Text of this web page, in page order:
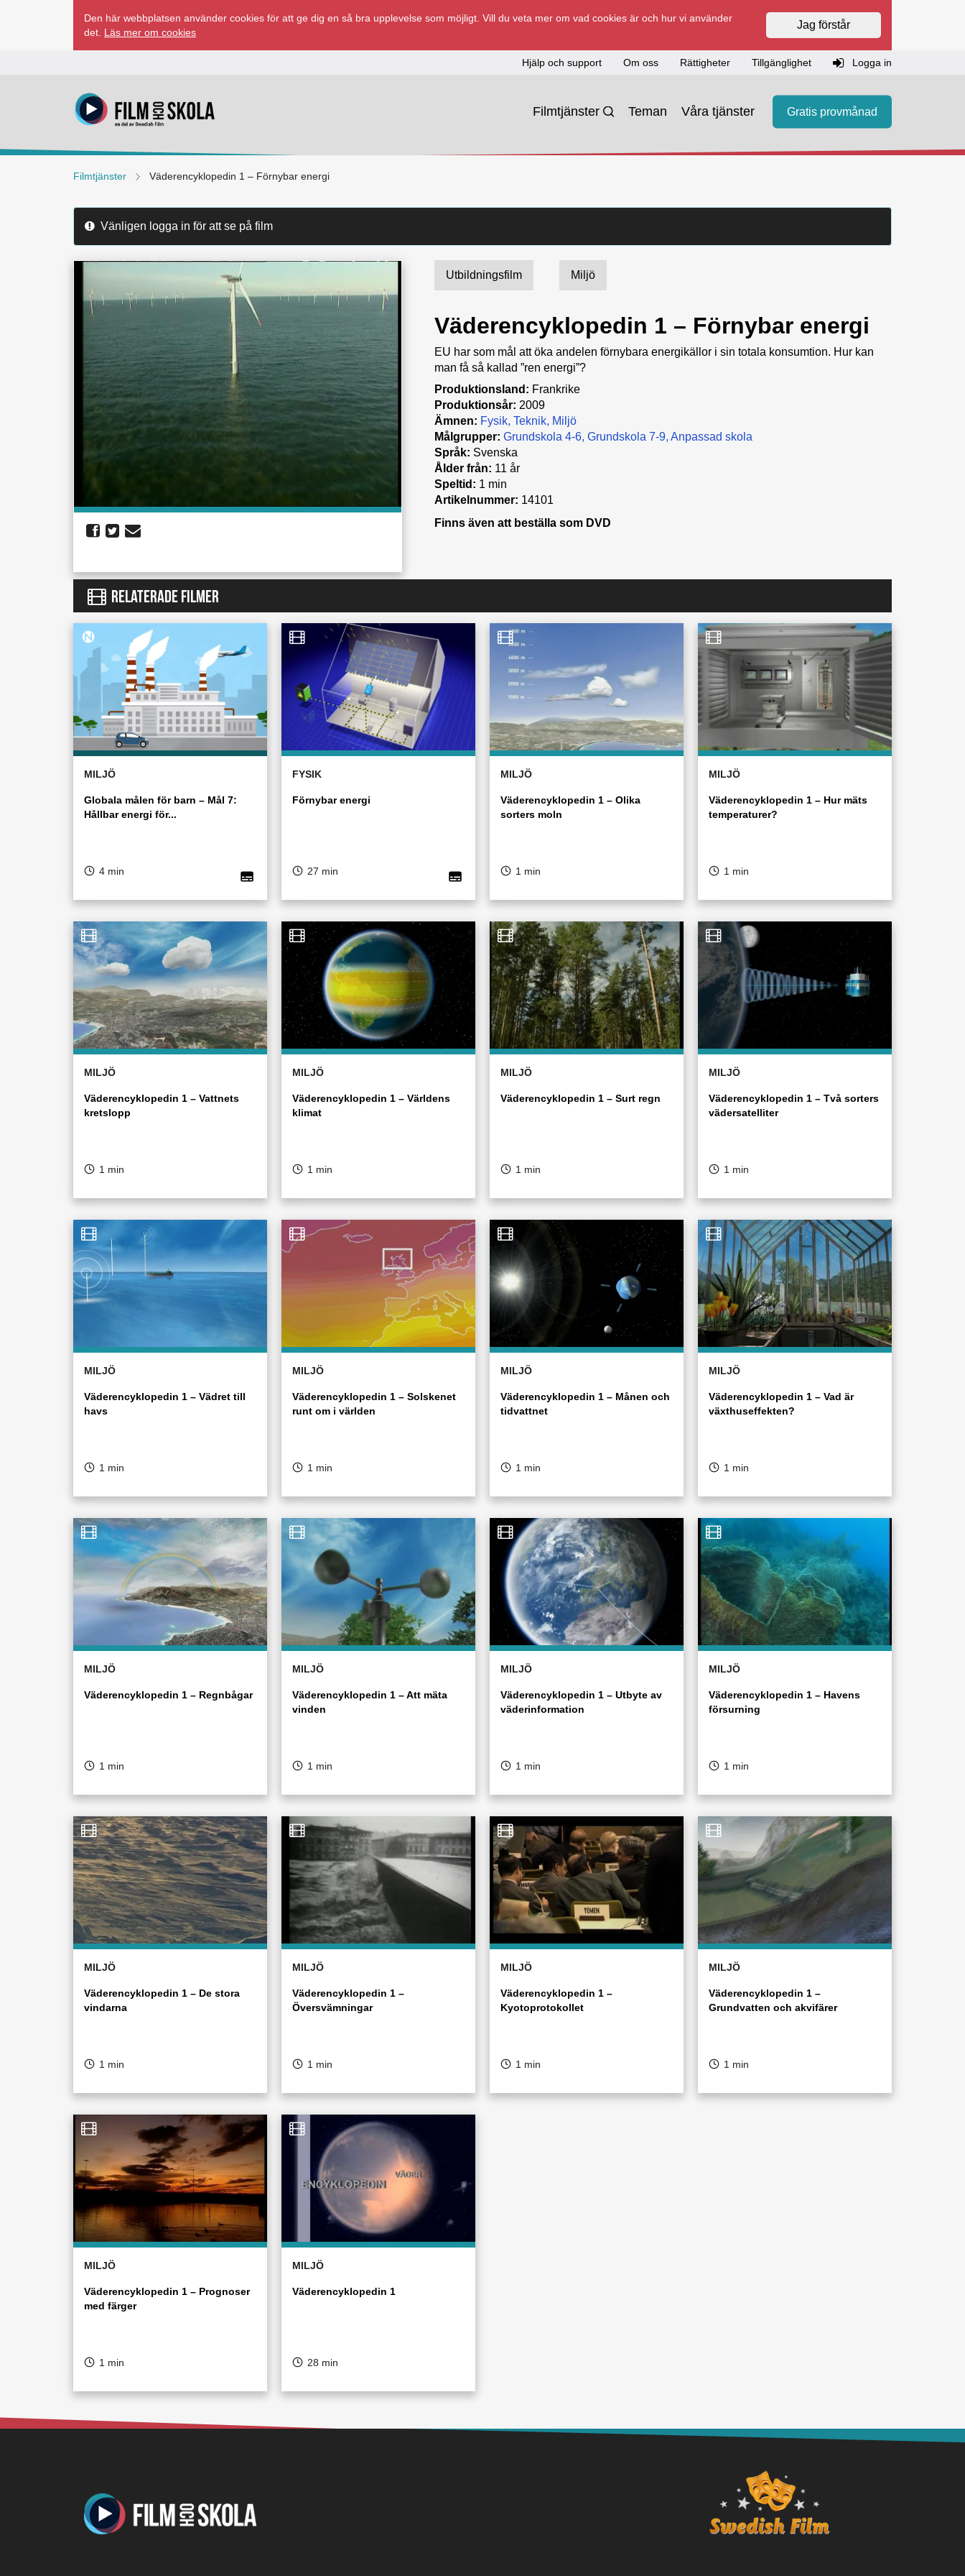
Den här webbplatsen använder cookies för att ge dig en så bra upplevelse som möjligt. Vill du veta mer om vad cookies är och hur vi använder
det. Läs mer om cookies
Jag förstår
Hjälp och support Om oss Rättigheter Tillgänglighet Logga in
Filmtjänster Teman Våra tjänster Gratis provmånad
Filmtjänster Väderencyklopedin 1 – Förnybar energi
Vänligen logga in för att se på film
Utbildningsfilm Miljö
Väderencyklopedin 1 – Förnybar energi
EU har som mål att öka andelen förnybara energikällor i sin totala konsumtion. Hur kan
man få så kallad ”ren energi”?
Produktionsland: Frankrike
Produktionsår: 2009
Ämnen: Fysik Teknik
Miljö
Målgrupper: Grundskola 4-6 Grundskola 7-9 Anpassad skola
Språk: Svenska
Ålder från: 11 år
Speltid: 1 min
Artikelnummer: 14101
Finns även att beställa som DVD
RELATERADE FILMER
MILJÖ
Globala målen för barn – Mål 7:
Hållbar energi för...
4 min
FYSIK
Förnybar energi
27 min
MILJÖ
Väderencyklopedin 1 – Olika
sorters moln
1 min
MILJÖ
Väderencyklopedin 1 – Hur mäts
temperaturer?
1 min
MILJÖ
Väderencyklopedin 1 – Vattnets
kretslopp
1 min
MILJÖ
Väderencyklopedin 1 – Världens
klimat
1 min
MILJÖ
Väderencyklopedin 1 – Surt regn
1 min
MILJÖ
Väderencyklopedin 1 – Två sorters
vädersatelliter
1 min
MILJÖ
Väderencyklopedin 1 – Vädret till
havs
1 min
MILJÖ
Väderencyklopedin 1 – Solskenet
runt om i världen
1 min
MILJÖ
Väderencyklopedin 1 – Månen och
tidvattnet
1 min
MILJÖ
Väderencyklopedin 1 – Vad är
växthuseffekten?
1 min
MILJÖ
Väderencyklopedin 1 – Regnbågar
1 min
MILJÖ
Väderencyklopedin 1 – Att mäta
vinden
1 min
MILJÖ
Väderencyklopedin 1 – Utbyte av
väderinformation
1 min
MILJÖ
Väderencyklopedin 1 – Havens
försurning
1 min
MILJÖ
Väderencyklopedin 1 – De stora
vindarna
1 min
MILJÖ
Väderencyklopedin 1 –
Översvämningar
1 min
MILJÖ
Väderencyklopedin 1 –
Kyotoprotokollet
1 min
MILJÖ
Väderencyklopedin 1 –
Grundvatten och akvifärer
1 min
MILJÖ
Väderencyklopedin 1 – Prognoser
med färger
1 min
MILJÖ
Väderencyklopedin 1
28 min